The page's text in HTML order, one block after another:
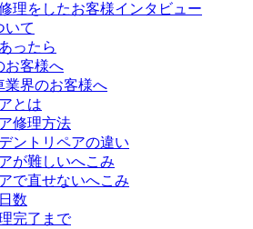
理をしたお客様インタビュー
いて
ったら
お客様へ
業界のお客様へ
とは
修理方法
ントリペアの違い
が難しいへこみ
で直せないへこみ
数
完了まで